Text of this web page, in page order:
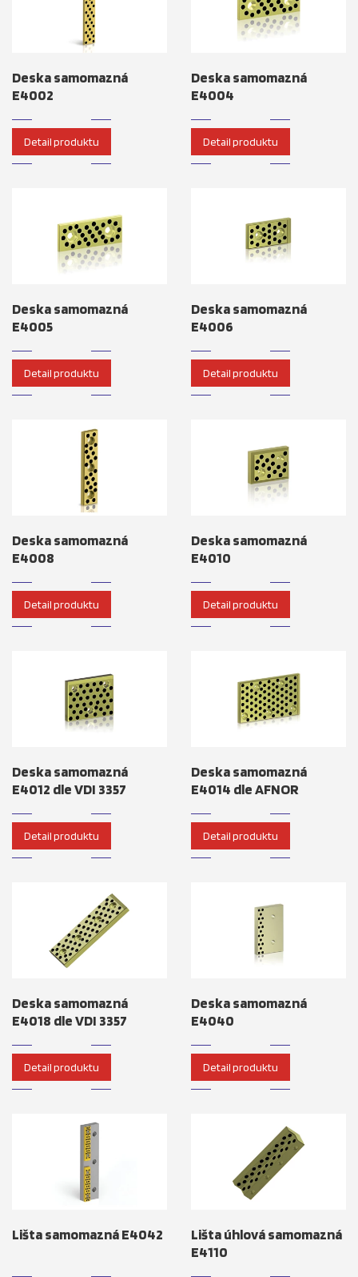
Deska samomazná
E4002
Detail produktu
Deska samomazná
E4004
Detail produktu
Deska samomazná
E4005
Detail produktu
Deska samomazná
E4006
Detail produktu
Deska samomazná
E4008
Detail produktu
Deska samomazná
E4010
Detail produktu
Deska samomazná
E4012 dle VDI 3357
Detail produktu
Deska samomazná
E4014 dle AFNOR
Detail produktu
Deska samomazná
E4018 dle VDI 3357
Detail produktu
Deska samomazná
E4040
Detail produktu
Lišta samomazná E4042
Lišta úhlová samomazná
E4110